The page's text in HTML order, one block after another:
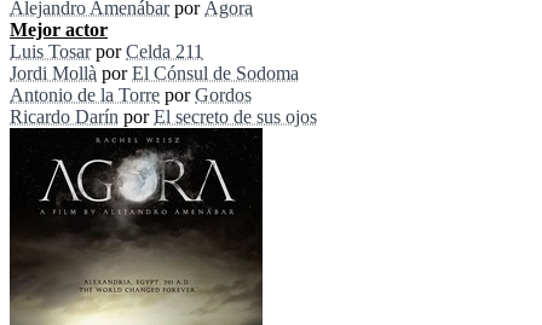
Alejandro Amenábarpor Ágora
Mejor actor
Luis TosarporCelda 211
Jordi Mollà porEl Cónsul de Sodoma
Antonio de la Torre porGordos
Ricardo Darín porEl secreto de sus ojos